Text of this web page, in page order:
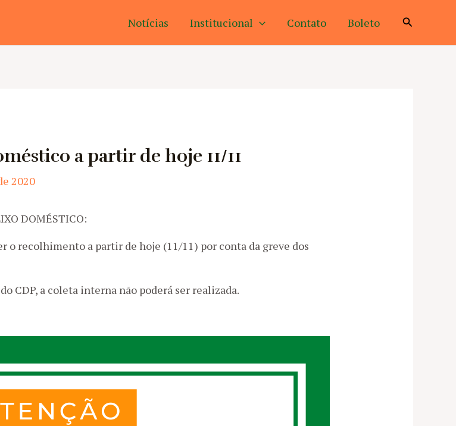
Notícias Institucional Contato Boleto Pesquisar
a partir de hoje 11/11
2020
DOMÉSTICO:
o recolhimento a partir de hoje (11/11) por conta da greve dos
CDP, a coleta interna não poderá ser realizada.